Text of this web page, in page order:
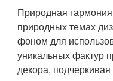
Природная
природных темах
фоном для
уникальных фактур
декора,